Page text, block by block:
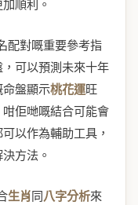
順利。
配對嘅重要參考指
，可以預測未來十年
盤顯示桃花運旺
咁佢哋嘅結合可能會
可以作為輔助工具，
方法。
生肖同八字分析來